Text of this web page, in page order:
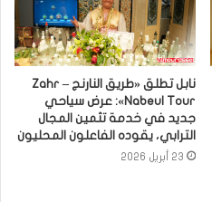
نابل تطلق «طريق النارنج – Zahr
Nabeul Tour»: عرض سياحي
جديد في خدمة تثمين المجال
الترابي، يقوده الفاعلون المحليون
23 أبريل 2026